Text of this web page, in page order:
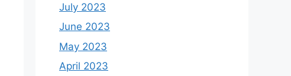
July 2023
June 2023
May 2023
April 2023